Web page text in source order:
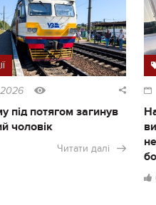
під потягом загинув
чоловік
Читати далі